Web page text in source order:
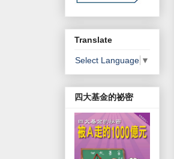
Translate
Select Language ▼
四大基金的祕密